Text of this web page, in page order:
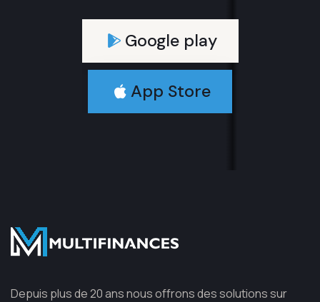
Google play
App Store
Depuis plus de 20 ans nous offrons des solutions sur